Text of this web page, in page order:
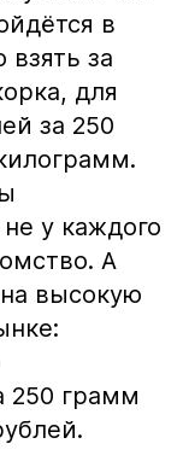
в
за
для
за 250
у каждого
А
высокую
250 грамм